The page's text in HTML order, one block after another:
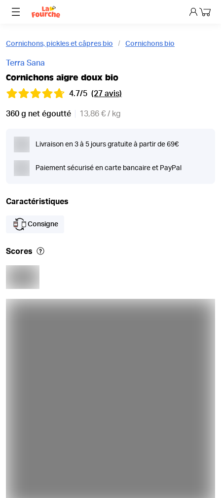
Mon
Cornichons, pickles et câpres bio Cornichons bio
Terra Sana
Cornichons aigre doux bio
4.7/5 (27 avis)
360 g net égoutté 13,86 € / kg
Livraison en 3 à 5 jours gratuite à partir de 69€
Paiement sécurisé en carte bancaire et PayPal
Caractéristiques
Consigne
Scores